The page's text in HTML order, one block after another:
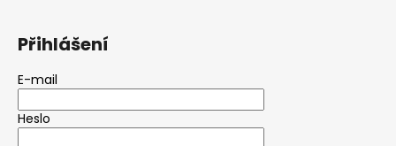
Přihlášení
E-mail
Heslo